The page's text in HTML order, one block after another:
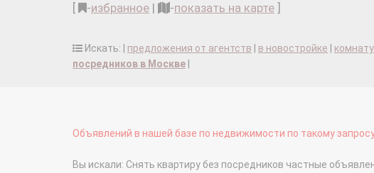
-избранное | -показать на карте
Искать: | предложения от агентств в новостройке комнату
посредников в Москве
Объявлений в нашей базе по недвижимости по такому запросу
Вы искали: Снять квартиру без посредников частные